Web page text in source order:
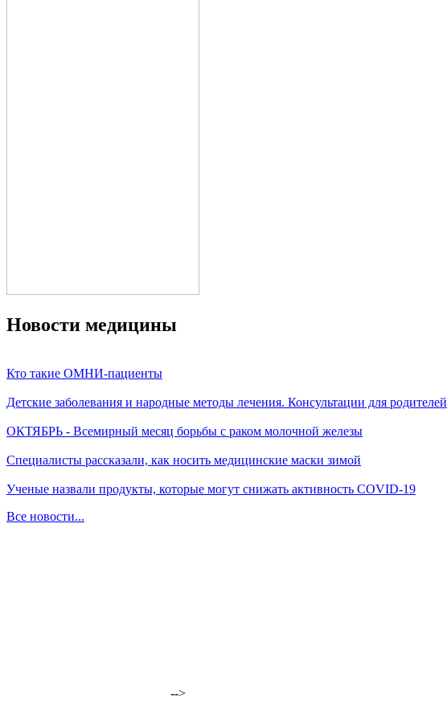
Новости медицины
Кто такие ОМНИ-пациенты
Детские заболевания и народные методы лечения. Консультации для родителей
ОКТЯБРЬ - Всемирный месяц борьбы с раком молочной железы
Специалисты рассказали, как носить медицинские маски зимой
Ученые назвали продукты, которые могут снижать активность COVID-19
Все новости...
-->